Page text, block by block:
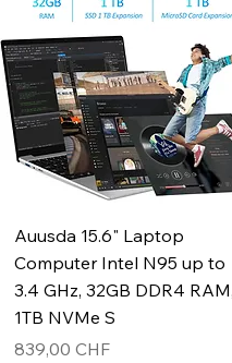
Auusda 15.6" Laptop
Computer Intel N95 up to
3.4 GHz, 32GB DDR4 RAM,
1TB NVMe S
Preis
839,00 CHF